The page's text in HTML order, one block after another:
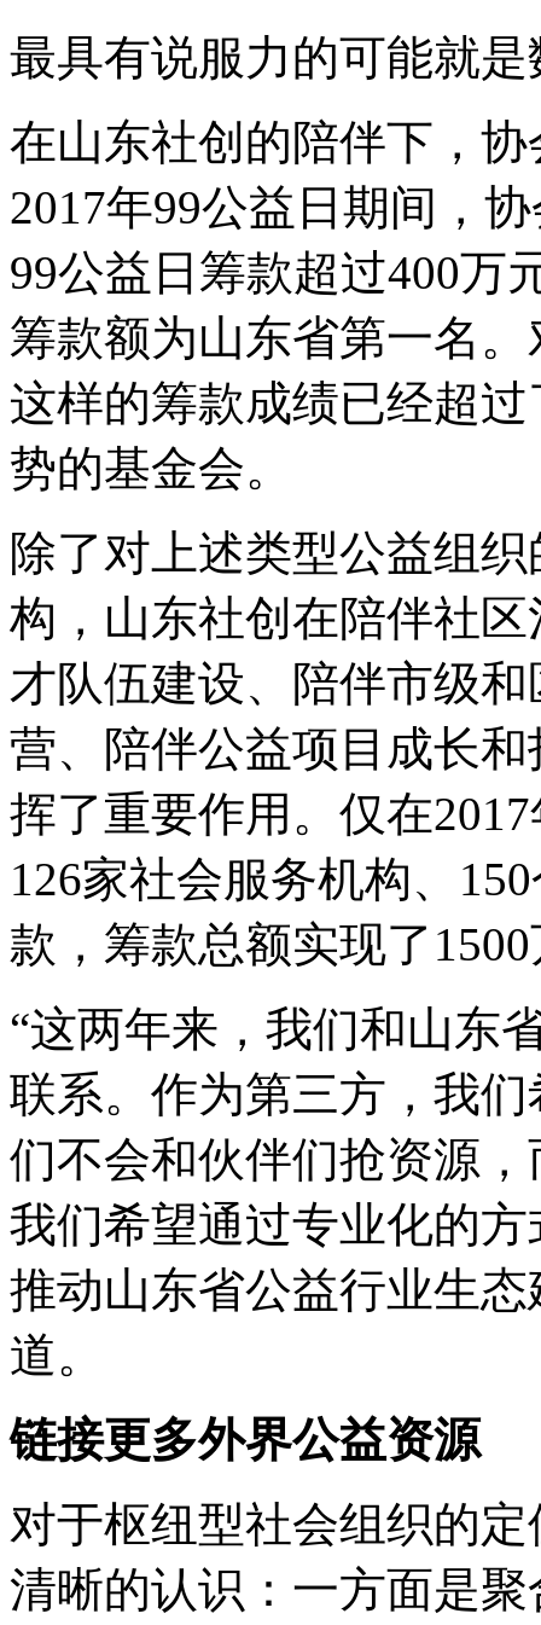
最具有说服力的可能就
在山东社创的陪伴下，
2017年99公益日期间，
99公益日筹款超过400万
筹款额为山东省第一名
这样的筹款成绩已经超
势的基金会。
除了对上述类型公益组
构，山东社创在陪伴社
才队伍建设、陪伴市级
营、陪伴公益项目成长
挥了重要作用。仅在
126家社会服务机构、
款，筹款总额实现了
“这两年来，我们和山东
联系。作为第三方，我
们不会和伙伴们抢资源
我们希望通过专业化的
推动山东省公益行业生
道。
链接更多外界公益资源
对于枢纽型社会组织的
清晰的认识：一方面是